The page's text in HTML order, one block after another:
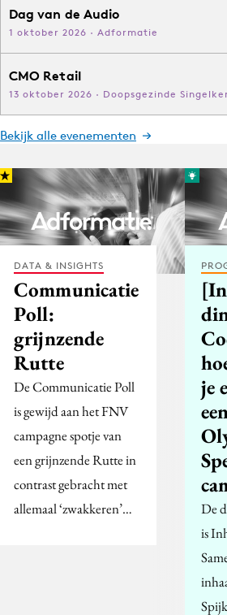
Dag van de Audio
1 oktober 2026 · Adformatie
CMO Retail
13 oktober 2026 · Doopsgezinde
Bekijk alle evenementen
DATA & INSIGHTS
Communicatie
Poll:
grijnzende
Rutte
De Communicatie Poll
is gewijd aan het FNV
campagne spotje van
een grijnzende Rutte in
contrast gebracht met
allemaal ‘zwakkeren’…
je
De
is